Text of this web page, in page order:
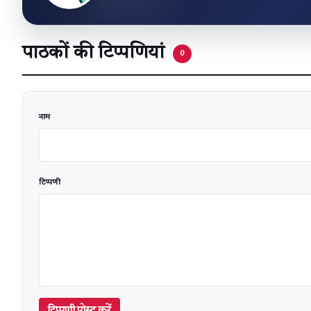
पाठकों की टिप्पणियां 0
नाम
टिप्पणी